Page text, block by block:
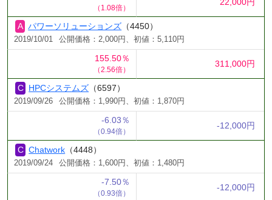
（1.08倍）
パワーソリューションズ （4450）
2019/10/01 公開価格：2,000円、初値：5,110円
155.50％
（2.56倍）
311,000円
HPCシステムズ （6597）
2019/09/26 公開価格：1,990円、初値：1,870円
-6.03％
（0.94倍）
-12,000円
Chatwork （4448）
2019/09/24 公開価格：1,600円、初値：1,480円
-7.50％
（0.93倍）
-12,000円